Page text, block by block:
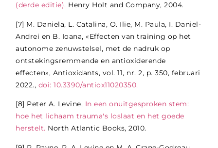
(derde editie). Henry Holt and Company, 2004.
[7] M. Daniela, L. Catalina, O. Ilie, M. Paula, I. Daniel-
Andrei en B. Ioana, «Effecten van training op het
autonome zenuwstelsel, met de nadruk op
ontstekingsremmende en antioxiderende
effecten», Antioxidants, vol. 11, nr. 2, p. 350, februari
2022., doi: 10.3390/antiox11020350.
[8] Peter A. Levine, In een onuitgesproken stem:
hoe het lichaam trauma's loslaat en het goede
herstelt. North Atlantic Books, 2010.